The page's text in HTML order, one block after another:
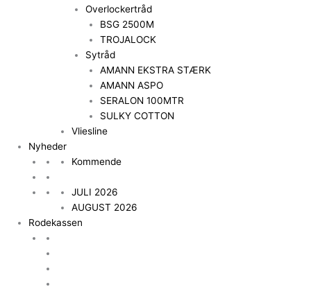
Overlockertråd
BSG 2500M
TROJALOCK
Sytråd
AMANN EKSTRA STÆRK
AMANN ASPO
SERALON 100MTR
SULKY COTTON
Vliesline
Nyheder
Kommende
JULI 2026
AUGUST 2026
Rodekassen